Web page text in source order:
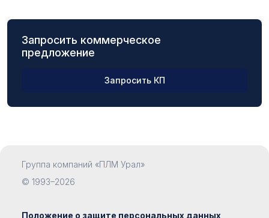
Запросить коммерческое
предложение
Запросить КП
Компания
Группа компаний «ПЛМ Урал»
© 1993–2026
Положение о защите персональных данных